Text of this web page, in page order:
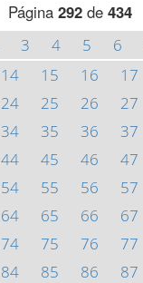
Página 292de 434
3 4 5 6
14 15 16 17
24 25 26 27
34 35 36 37
44 45 46 47
54 55 56 57
64 65 66 67
74 75 76 77
84 85 86 87